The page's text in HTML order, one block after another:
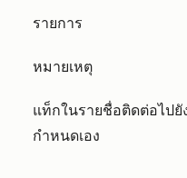
รายการ
หมายเหตุ
แท็กในรายชื่อติดต่อไป
กำหนดเอง